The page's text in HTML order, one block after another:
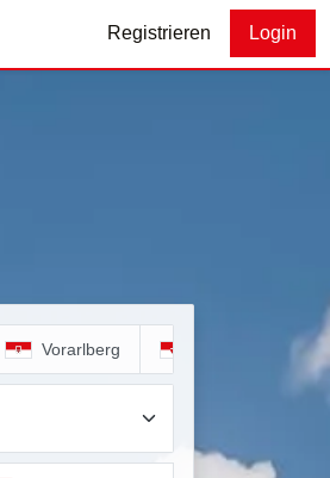
Registrieren Login
Vorarlberg